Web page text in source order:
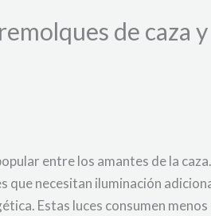
de caza
entre los amantes de la
que necesitan iluminación
Estas luces consumen